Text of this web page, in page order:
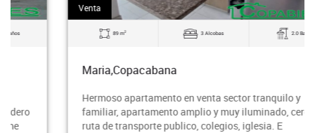
Venta
Maria,Copacabana
Hermoso apartamento en venta sector tranquilo y
familiar, apartamento amplio y muy iluminado, cerca a
ruta de transporte publico, colegios, iglesia. E